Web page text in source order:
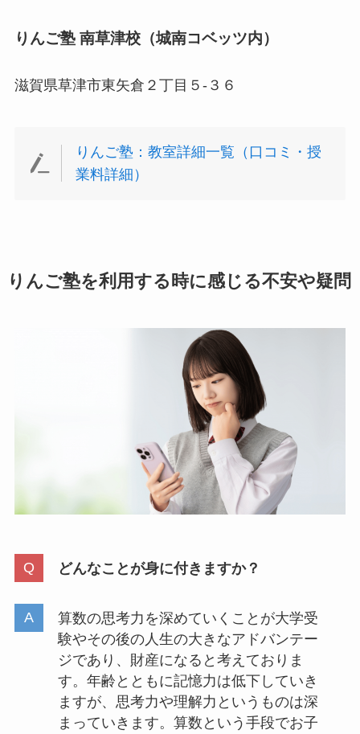
りんご塾 南草津校（城南コベッツ内）
滋賀県草津市東矢倉２丁目５-３６
りんご塾：教室詳細一覧（口コミ・授
業料詳細）
りんご塾を利用する時に感じる不安や疑問
どんなことが身に付きますか？
算数の思考力を深めていくことが大学受
験やその後の人生の大きなアドバンテー
ジであり、財産になると考えておりま
す。年齢とともに記憶力は低下していき
ますが、思考力や理解力というものは深
まっていきます。算数という手段でお子